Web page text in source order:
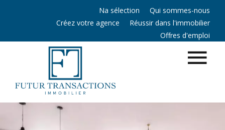
Na sélection
Qui sommes-nous
Créez votre agence
Réussir dans l'immobilier
Offres d'emploi